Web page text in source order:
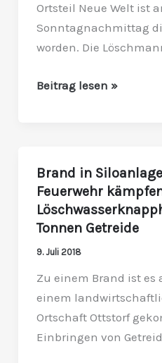
Ortsteil Neue Welt ist
Sonntagnachmittag
worden. Die
Beitrag lesen »
Brand in
Feuerwehr
Tonnen Getreide
9. Juli 2018
Zu einem Brand ist
einem
Ortschaft Ottstorf
Einbringen von
Brand
in
Siloanlage:
Sieben
Feuerwehr
kämpfen
mit
Löschwasserknappheit
und